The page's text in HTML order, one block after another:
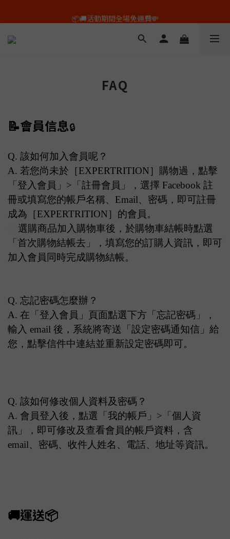
🕙平日上午10點以前的訂單，即日出貨✨
FAQ
📝會員信息🔒
Q. 該如何加入會員呢？
A. 若您尚未於［EXPERTRITION］購物過，點擊
「登入會員」>「註冊會員」，選擇 Facebook 註
冊或填寫您的帳戶名稱、Email、密碼，即可註冊
成為［EXPERTRITION］的會員。
選購商品加入購物車後，於購物車結帳時點選
「首次購物結帳去」，填寫您的訂購人資訊，即可
加入會員同時完成購物結帳。
Q. 忘記密碼怎麼辦？
A. 在「登入會員」頁面點選下方「忘記密碼」，
輸入 email 後，系統將寄送「設定密碼通知信」給
您，點擊信件中連結並重新設定密碼即可。
Q. 該如何修改個人資料及密碼？
A. 會員登入後，點選「我的帳戶」>「個人資
訊」，即可修改及查看會員的帳戶資料，含
email、密碼、收件人姓名、電話、地址等資訊。
🚚運送📦